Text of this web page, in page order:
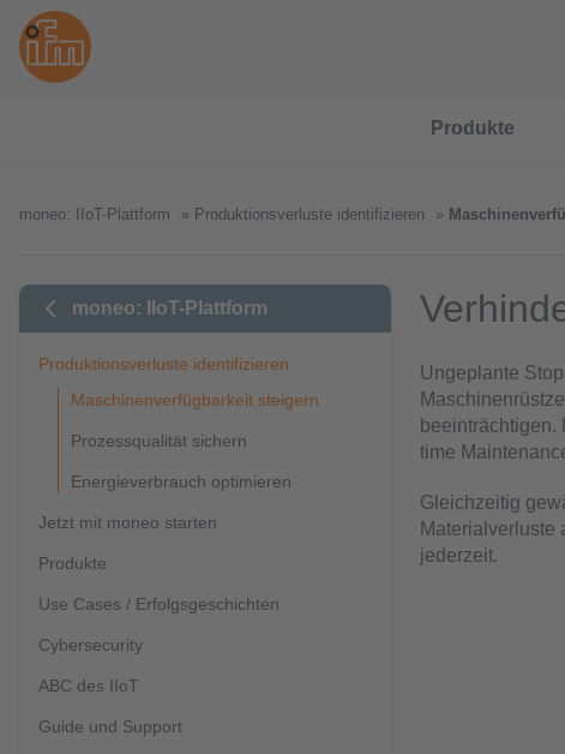
Produkte
moneo: IIoT-Plattform Produktionsverluste identifizieren
moneo: IIoT-Plattform
Produktionsverluste identifizieren
Maschinenverfügbarkeit steigern
Prozessqualität sichern
Energieverbrauch optimieren
Jetzt mit moneo starten
Produkte
Use Cases / Erfolgsgeschichten
Cybersecurity
ABC des IIoT
Guide und Support
Ungeplante
time
Gleichzeitig
Materialverluste
jederzeit.